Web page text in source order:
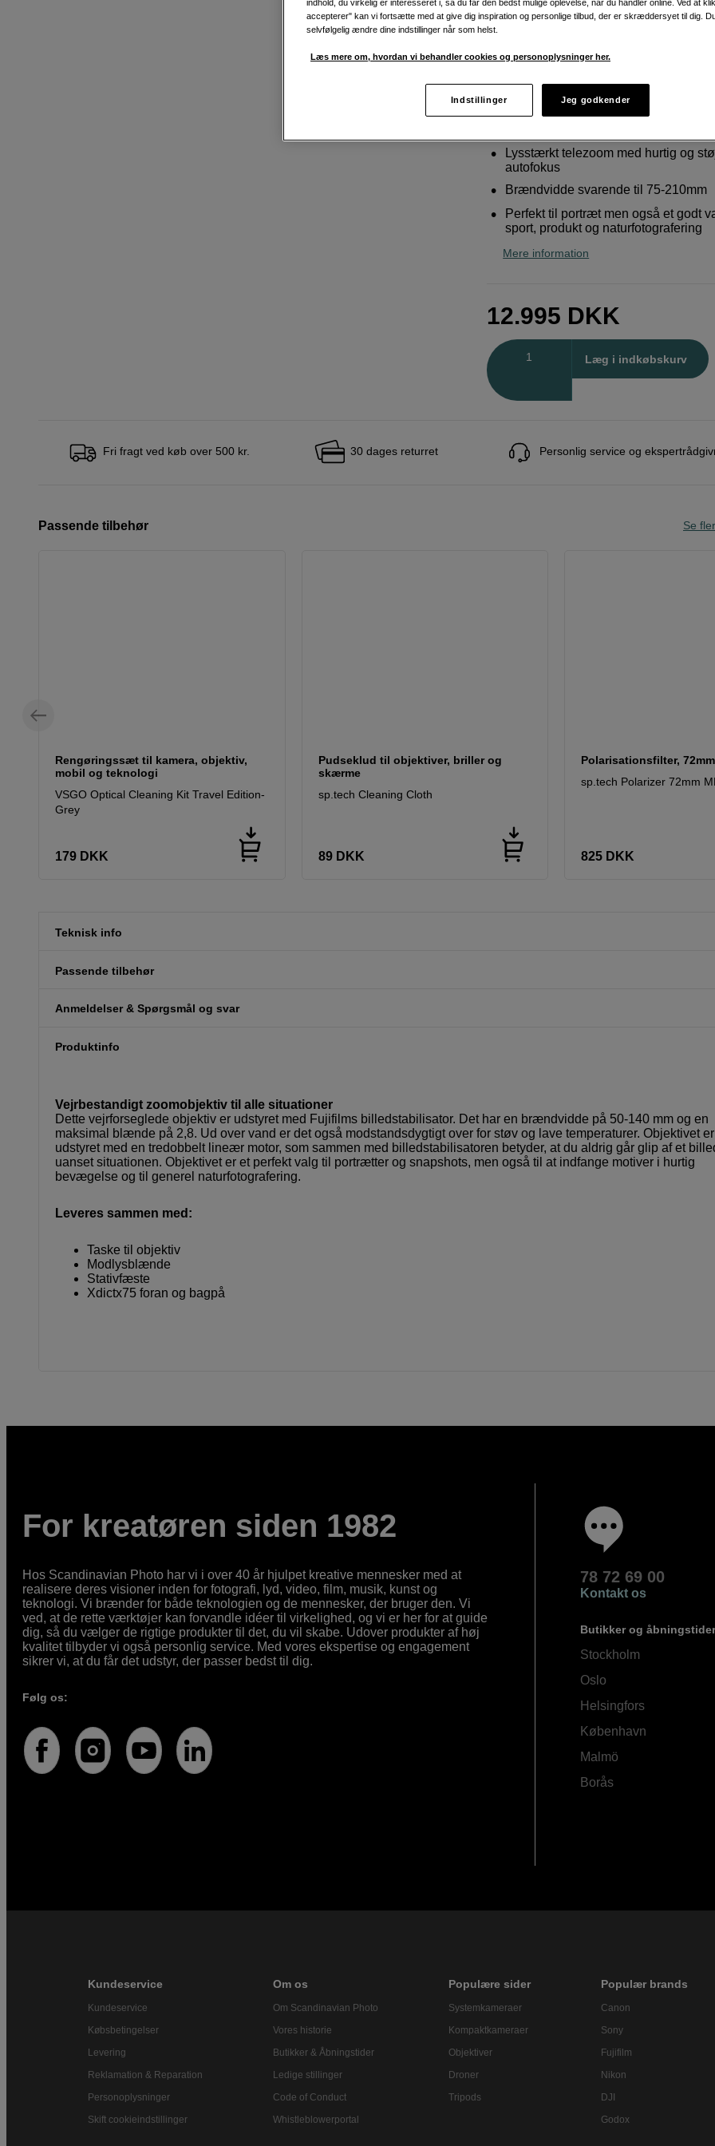
Fujifilm
OIS WR
Weblager:På lager
København
: Vis lagersaldo
Lysstærkt telezoom med hurtig og
autofokus
Brændvidde svarende til 75-210mm
Perfekt til portræt men også et godt
sport, produkt og naturfotografering
Mere information
12.995 DKK
Læg i indkøbskurv
Fri fragt ved køb over 500 kr. 30 dages returret Personlig service og
Passende tilbehør Se
Rengøringssæt til kamera, objektiv,
mobil og teknologi
VSGO Optical Cleaning Kit Travel Edition-
Grey
179 DKK
Pudseklud til objektiver, briller og
skærme
sp.tech Cleaning Cloth
89 DKK
Polarisationsfilter, 72mm
sp.tech Polarizer 72mm
825 DKK
Teknisk info
Passende tilbehør
Anmeldelser & Spørgsmål og svar
Produktinfo
Vejrbestandigt zoomobjektiv til alle situationer
Dette vejrforseglede objektiv er udstyret med Fujifilms billedstabilisator. Det har en brændvidde på 50-140 mm og en
maksimal blænde på 2,8. Ud over vand er det også modstandsdygtigt over for støv og lave temperaturer. Objektivet er
udstyret med en tredobbelt lineær motor, som sammen med billedstabilisatoren betyder, at du aldrig går glip af et
uanset situationen. Objektivet er et perfekt valg til portrætter og snapshots, men også til at indfange motiver i hurtig
bevægelse og til generel naturfotografering.
Leveres sammen med:
Taske til objektiv
Modlysblænde
Stativfæste
Xdictx75 foran og bagpå
For kreatøren siden 1982
Hos Scandinavian Photo har vi i over 40 år hjulpet kreative mennesker med at
realisere deres visioner inden for fotografi, lyd, video, film, musik, kunst og
teknologi. Vi brænder for både teknologien og de mennesker, der bruger den. Vi
ved, at de rette værktøjer kan forvandle idéer til virkelighed, og vi er her for at guide
dig, så du vælger de rigtige produkter til det, du vil skabe. Udover produkter af høj
kvalitet tilbyder vi også personlig service. Med vores ekspertise og engagement
sikrer vi, at du får det udstyr, der passer bedst til dig.
Følg os:
78 72 69 00
Kontakt os
Butikker og
Stockholm
Oslo
Helsingfors
København
Malmö
Borås
Kundeservice
Kundeservice
Købsbetingelser
Levering
Reklamation & Reparation
Personoplysninger
Skift cookieindstillinger
Om os
Om Scandinavian Photo
Vores historie
Butikker & Åbningstider
Ledige stillinger
Code of Conduct
Whistleblowerportal
Populære sider
Systemkameraer
Kompaktkameraer
Objektiver
Droner
Tripods
Populær brands
Canon
Sony
Fujifilm
Nikon
DJI
Godox
indhold, du virkelig er interesseret i, så du får den bedst mulige oplevelse, når du handler online. Ved at
accepterer" kan vi fortsætte med at give dig inspiration og personlige tilbud, der er skræddersyet til dig.
selvfølgelig ændre dine indstillinger når som helst.
Læs mere om, hvordan vi behandler cookies og personoplysninger her.
Indstillinger Jeg godkender